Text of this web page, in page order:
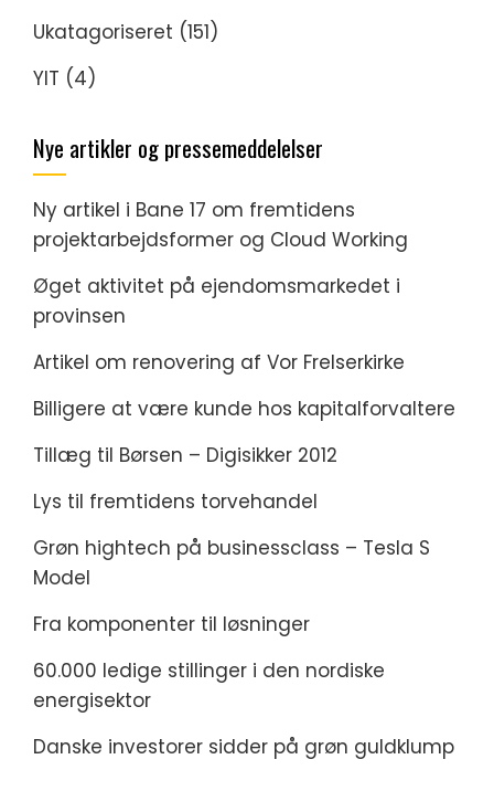
Ukatagoriseret (151)
YIT (4)
Nye artikler og pressemeddelelser
Ny artikel i Bane 17 om fremtidens
projektarbejdsformer og Cloud Working
Øget aktivitet på ejendomsmarkedet i
provinsen
Artikel om renovering af Vor Frelserkirke
Billigere at være kunde hos kapitalforvaltere
Tillæg til Børsen – Digisikker 2012
Lys til fremtidens torvehandel
Grøn hightech på businessclass – Tesla S
Model
Fra komponenter til løsninger
60.000 ledige stillinger i den nordiske
energisektor
Danske investorer sidder på grøn guldklump